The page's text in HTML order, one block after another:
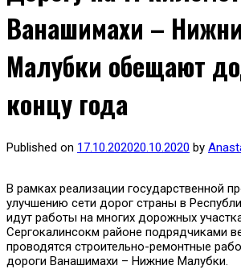
Ванашимахи –
Малубки обещают
концу года
Published on 17.10.202020.10.2020 by
В рамках реализации государственной
улучшению сети дорог страны в
идут работы на многих дорожных
Сергокалинсокм районе подрядчиками
проводятся строительно-ремонтные
дороги Ванашимахи – Нижние Малубки.